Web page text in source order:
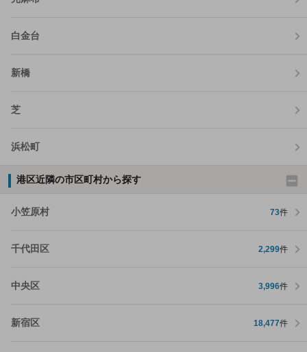
白金台
新橋
芝
浜松町
港区近隣の市区町村から探す
小笠原村 73件
千代田区 2,299件
中央区 3,996件
新宿区 18,477件